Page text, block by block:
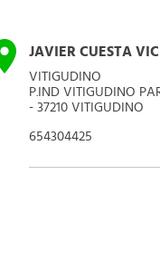
JAVIER CUESTA
VITIGUDINO
P.IND VITIGUDINO
- 37210 VITIGUDINO
654304425